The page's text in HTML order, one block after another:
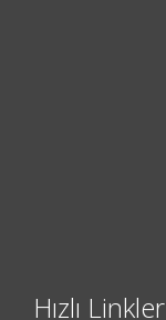
Hızlı Linkler